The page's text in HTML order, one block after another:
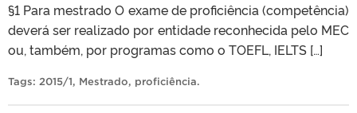
§1 Para mestrado O exame de proficiência (competência)
deverá ser realizado por entidade reconhecida pelo MEC
ou, também, por programas como o TOEFL, IELTS […]
Tags: 2015/1, Mestrado, proficiência.